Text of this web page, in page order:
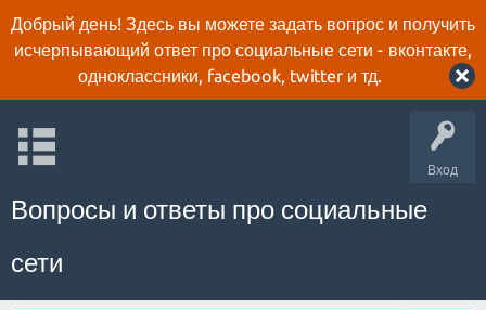
Добрый день! Здесь вы можете задать вопрос и получить
исчерпывающий ответ про социальные сети - вконтакте,
одноклассники, facebook, twitter и тд.
Вход
Вопросы и ответы про социальные
сети